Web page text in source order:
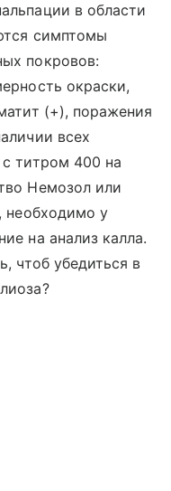
в области
симптомы
покровов:
окраски,
(+), поражения
всех
титром 400 на
Немозол или
необходимо у
на анализ калла.
чтоб убедиться в